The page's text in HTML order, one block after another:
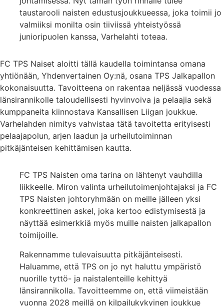
taustarooli naisten edustusjoukkueessa, joka toimii jo
valmiiksi monilta osin tiiviissä yhteistyössä
junioripuolen kanssa, Varhelahti toteaa.
FC TPS Naiset aloitti tällä kaudella toimintansa omana
yhtiönään, Yhdenvertainen Oy:nä, osana TPS Jalkapallon
kokonaisuutta. Tavoitteena on rakentaa neljässä vuodessa
länsirannikolle taloudellisesti hyvinvoiva ja pelaajia sekä
kumppaneita kiinnostava Kansallisen Liigan joukkue.
Varhelahden nimitys vahvistaa tätä tavoitetta erityisesti
pelaajapolun, arjen laadun ja urheilutoiminnan
pitkäjänteisen kehittämisen kautta.
FC TPS Naisten oma tarina on lähtenyt vauhdilla
liikkeelle. Miron valinta urheilutoimenjohtajaksi ja FC
TPS Naisten johtoryhmään on meille jälleen yksi
konkreettinen askel, joka kertoo edistymisestä ja
näyttää esimerkkiä myös muille naisten jalkapallon
toimijoille.
Rakennamme tulevaisuutta pitkäjänteisesti.
Haluamme, että TPS on jo nyt haluttu ympäristö
nuorille tyttö- ja naistalenteille kehittyä
länsirannikolla. Tavoitteemme on, että viimeistään
vuonna 2028 meillä on kilpailukykyinen joukkue